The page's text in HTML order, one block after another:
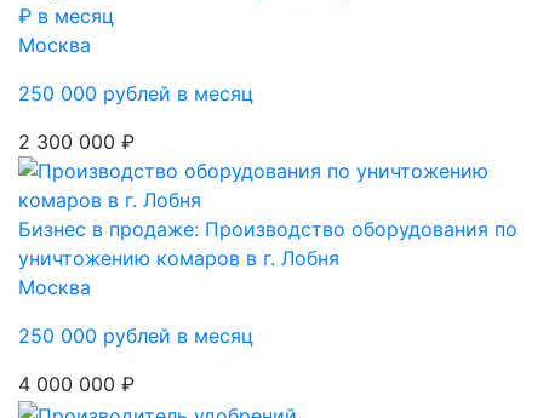
₽ в месяц
Москва
250 000 рублей в месяц
2 300 000 ₽
Бизнес в продаже: Производство оборудования по
уничтожению комаров в г. Лобня
Москва
250 000 рублей в месяц
4 000 000 ₽